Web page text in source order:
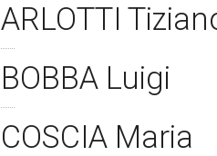
ARLOTTI
BOBBA Luigi
COSCIA Maria